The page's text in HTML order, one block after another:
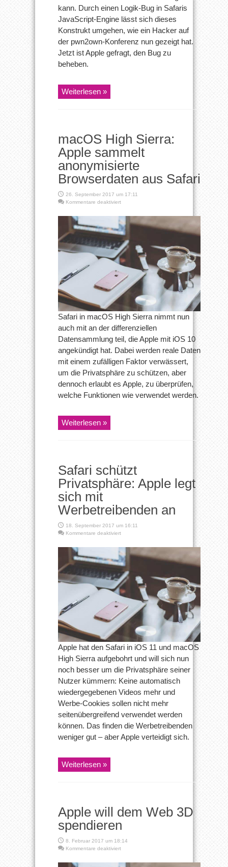
kann. Durch einen Logik-Bug in Safaris
JavaScript-Engine lässt sich dieses
Konstrukt umgehen, wie ein Hacker auf
der pwn2own-Konferenz nun gezeigt hat.
Jetzt ist Apple gefragt, den Bug zu
beheben.
Weiterlesen »
macOS High Sierra:
Apple sammelt
anonymisierte
Browserdaten aus Safari
26. September 2017 um 17:11
Kommentare deaktiviertfür
High
Sierra:
Apple
sammelt
anonymisierte
Browserdaten
aus
Safari
Safari in macOS High Sierra nimmt nun
auch mit an der differenziellen
Datensammlung teil, die Apple mit iOS 10
angekündigt hat. Dabei werden reale Daten
mit einem zufälligen Faktor verwässert,
um die Privatsphäre zu schützen, aber
dennoch erlaubt es Apple, zu überprüfen,
welche Funktionen wie verwendet werden.
Weiterlesen »
Safari schützt
Privatsphäre: Apple legt
sich mit
Werbetreibenden an
18. September 2017 um 16:11
Kommentare deaktiviertfür
schützt
Privatsphäre:
Apple
legt
sich
mit
Werbetreibenden
Apple hat den Safari in iOS 11 und macOS
High Sierra aufgebohrt und will sich nun
noch besser um die Privatsphäre seiner
Nutzer kümmern: Keine automatisch
wiedergegebenen Videos mehr und
Werbe-Cookies sollen nicht mehr
seitenübergreifend verwendet werden
können. Das finden die Werbetreibenden
weniger gut – aber Apple verteidigt sich.
Weiterlesen »
Apple will dem Web 3D
spendieren
8. Februar 2017 um 18:14
Kommentare deaktiviertfür
will